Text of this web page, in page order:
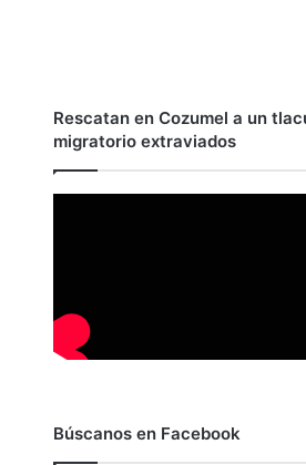
Rescatan en Cozumel a un
migratorio extraviados
Búscanos en Facebook